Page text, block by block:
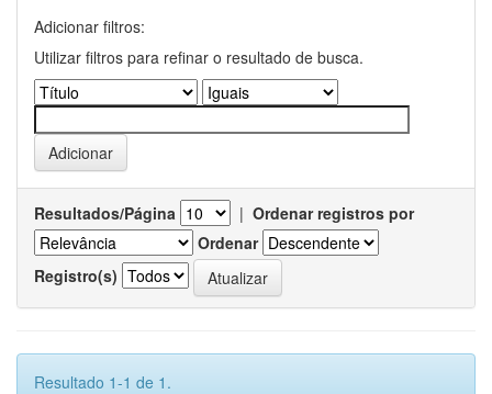
Adicionar filtros:
Utilizar filtros para refinar o resultado de busca.
Resultados/Página | Ordenar registros por
Ordenar
Registro(s)
Resultado 1-1 de 1.